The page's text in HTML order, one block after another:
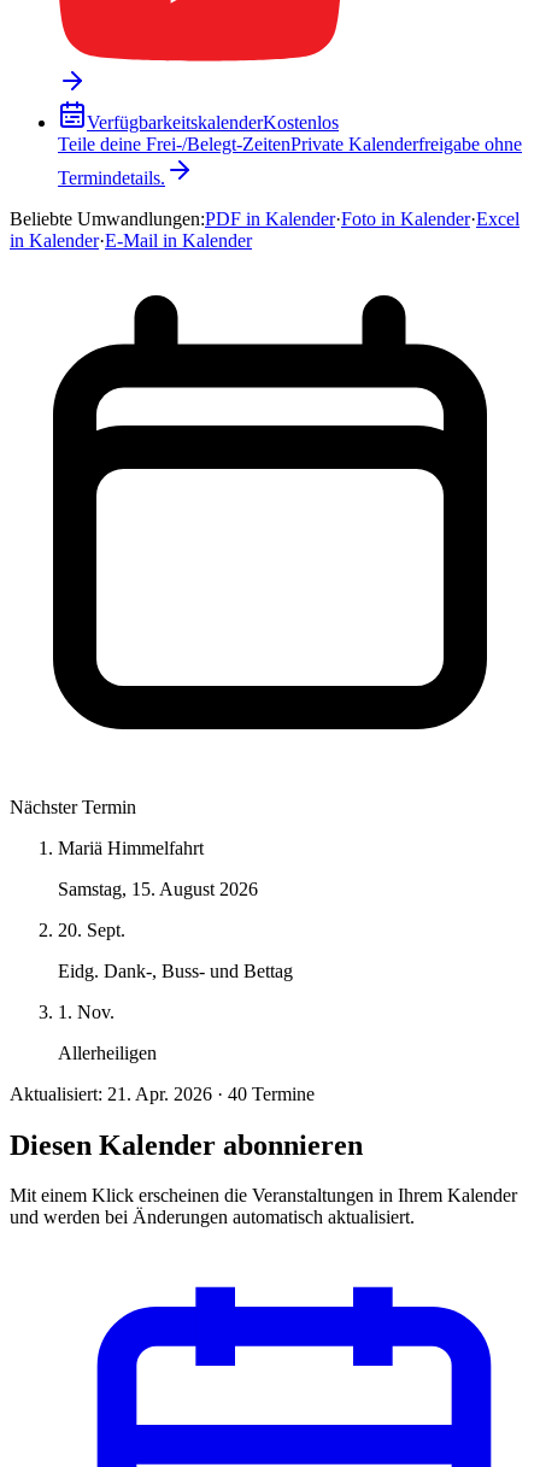
VerfügbarkeitskalenderKostenlos
Teile deine Frei-/Belegt-ZeitenPrivate Kalenderfreigabe ohne
Termindetails.
Beliebte Umwandlungen:PDF in Kalender·Foto in Kalender·Excel
in Kalender·E-Mail in Kalender
Nächster Termin
Mariä Himmelfahrt
Samstag, 15. August 2026
20. Sept.
Eidg. Dank-, Buss- und Bettag
1. Nov.
Allerheiligen
Aktualisiert: 21. Apr. 2026 · 40 Termine
Diesen Kalender abonnieren
Mit einem Klick erscheinen die Veranstaltungen in Ihrem Kalender
und werden bei Änderungen automatisch aktualisiert.